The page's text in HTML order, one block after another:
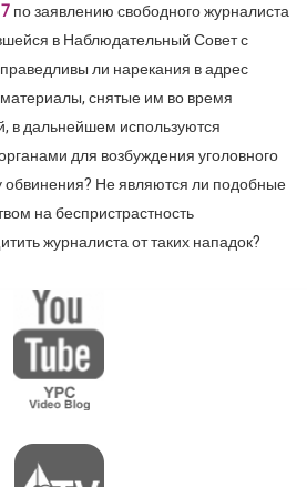
по заявлению свободного журналиста
в Наблюдательный Совет с
ли нарекания в адрес
снятые им во время
в дальнейшем используются
для возбуждения уголовного
обвинения? Не являются ли подобные
на беспристрастность
журналиста от таких нападок?